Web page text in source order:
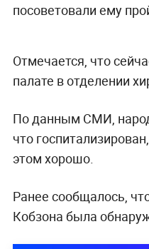
посоветовали ему
Отмечается, что
палате в отделении
По данным СМИ,
что
этом хорошо.
Ранее сообщалось,
Кобзона была